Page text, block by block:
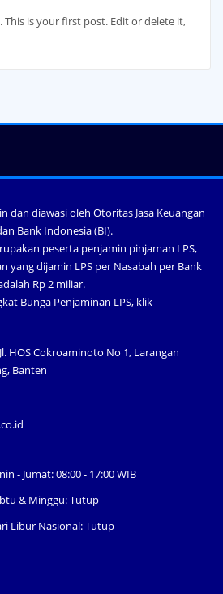
This is your first post. Edit or delete it,
dan diawasi oleh Otoritas Jasa Keuangan
Bank Indonesia (BI).
peserta penjamin pinjaman LPS,
yang dijamin LPS per Nasabah per Bank
Rp 2 miliar.
Bunga Penjaminan LPS, klik
HOS Cokroaminoto No 1, Larangan
Banten
- Jumat: 08:00 - 17:00 WIB
& Minggu: Tutup
Libur Nasional: Tutup